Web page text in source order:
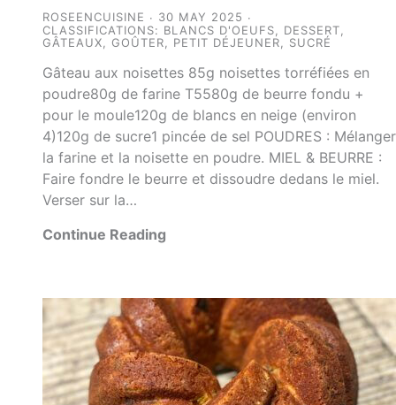
ROSEENCUISINE
30 MAY 2025
CLASSIFICATIONS: BLANCS D'OEUFS, DESSERT,
GÂTEAUX,GOÛTER, PETIT DÉJEUNER, SUCRÉ
Gâteau aux noisettes 85g noisettes torréfiées en
poudre80g de farine T5580g de beurre fondu +
pour le moule120g de blancs en neige (environ
4)120g de sucre1 pincée de sel POUDRES : Mélanger
la farine et la noisette en poudre. MIEL & BEURRE :
Faire fondre le beurre et dissoudre dedans le miel.
Verser sur la…
Continue Reading